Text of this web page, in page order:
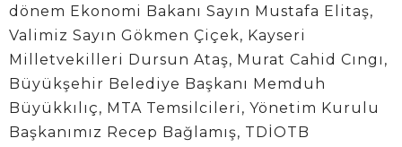
dönem Ekonomi Bakanı Sayın Mustafa Elitaş,
Valimiz Sayın Gökmen Çiçek, Kayseri
Milletvekilleri Dursun Ataş, Murat Cahid Cıngı,
Büyükşehir Belediye Başkanı Memduh
Büyükkılıç, MTA Temsilcileri, Yönetim Kurulu
Başkanımız Recep Bağlamış, TDİOTB